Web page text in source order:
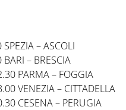
– ASCOLI
– BRESCIA
PARMA – FOGGIA
VENEZIA – CITTADELLA
CESENA – PERUGIA